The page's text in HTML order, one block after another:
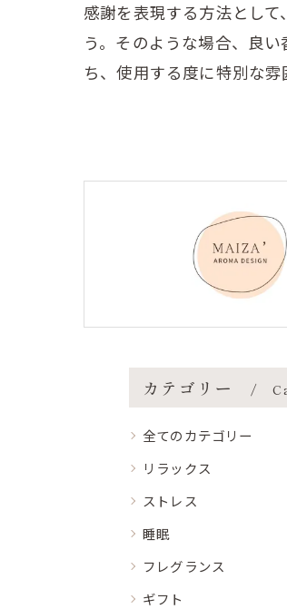
感謝を表現する方法とし
う。そのような場合、良
ち、使用する度に特別な雰
カテゴリー
全てのカテゴリー
リラックス
ストレス
睡眠
フレグランス
ギフト